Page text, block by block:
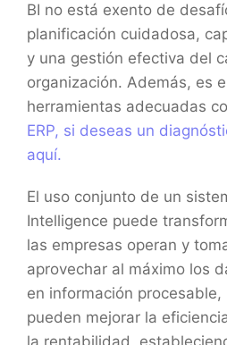
BI no está exento de
planificación cuidadosa,
y una gestión efectiva del
organización. Además, es
herramientas adecuadas
ERP, si deseas un
aquí.
El uso conjunto de un
Intelligence puede
las empresas operan y
aprovechar al máximo los
en información procesable,
pueden mejorar la